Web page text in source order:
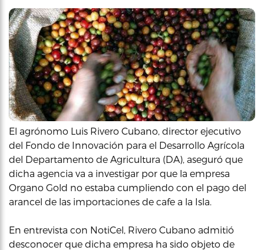
El agrónomo Luis Rivero Cubano, director ejecutivo
del Fondo de Innovación para el Desarrollo Agrícola
del Departamento de Agricultura (DA), aseguró que
dicha agencia va a investigar por que la empresa
Organo Gold no estaba cumpliendo con el pago del
arancel de las importaciones de cafe a la Isla.
En entrevista con NotiCel, Rivero Cubano admitió
desconocer que dicha empresa ha sido objeto de